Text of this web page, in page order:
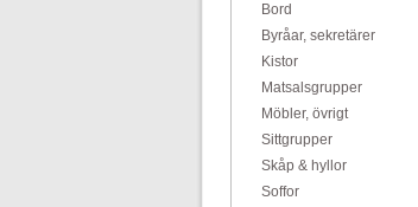
Bord
Byråar, sekretärer
Kistor
Matsalsgrupper
Möbler, övrigt
Sittgrupper
Skåp & hyllor
Soffor